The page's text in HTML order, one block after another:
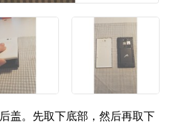
盖。先取下底部，然后再取下